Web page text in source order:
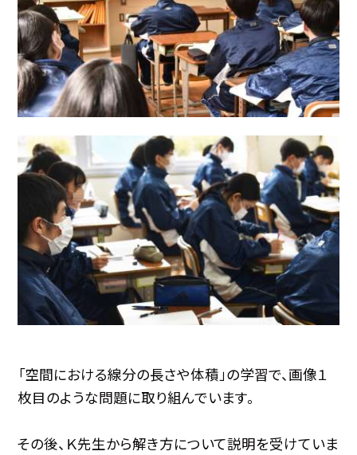
「空間における線分の長さや体積」の学習で、画像１
枚目のような問題に取り組んでいます。
その後、Ｋ先生から解き方について説明を受けていま